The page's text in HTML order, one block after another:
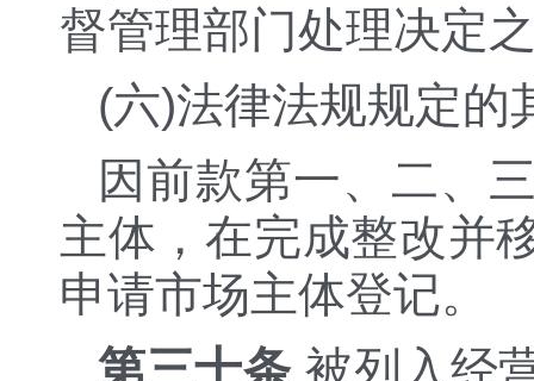
督管理部门处理决定
(六)法律法规规定的
因前款第一、二、
主体，在完成整改并
申请市场主体登记。
第三十条被列入经